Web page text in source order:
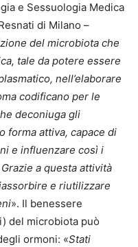
e Sessuologia Medica
di Milano –
del microbiota che
tale da potere essere
nell’elaborare
codificano per le
deconiuga gli
forma attiva, capace di
e influenzare così i
Grazie a questa attività
e riutilizzare
». Il benessere
del microbiota può
ormoni: «Stati